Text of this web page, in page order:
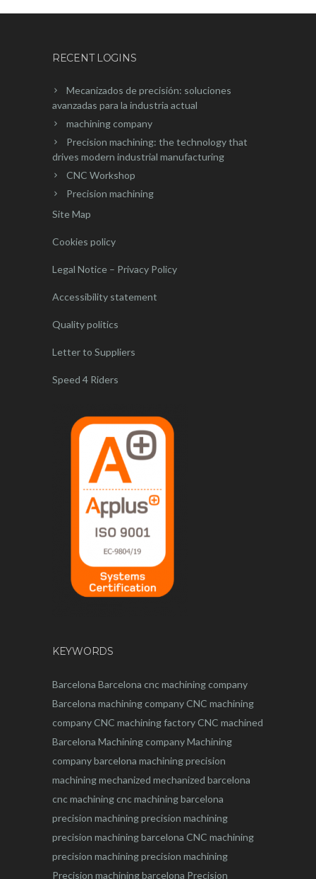
RECENT LOGINS
Mecanizados de precisión: soluciones
avanzadas para la industria actual
machining company
Precision machining: the technology that
drives modern industrial manufacturing
CNC Workshop
Precision machining
Site Map
Cookies policy
Legal Notice – Privacy Policy
Accessibility statement
Quality politics
Letter to Suppliers
Speed 4 Riders
KEYWORDS
Barcelona Barcelona cncmachining company
Barcelona machining companyCNC machining
companyCNC machining factoryCNC machined
Barcelona Machining companyMachining
company barcelona machiningprecision
machiningmechanized mechanized barcelona
cnc machiningcnc machining barcelona
precision machiningprecision machining
precision machining barcelona CNC machining
precision machiningprecision machining
Precision machining barcelona Precision